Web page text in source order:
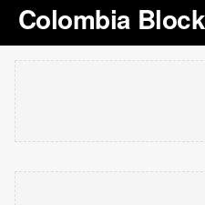
Colombia